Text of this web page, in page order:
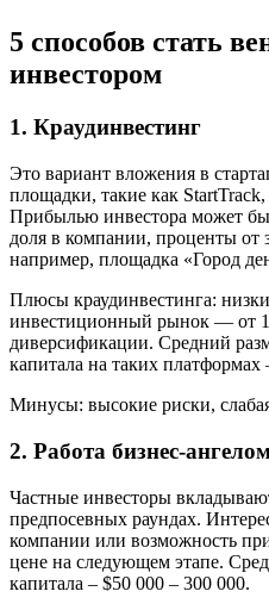
5 способов стать
инвестором
1. Краудинвестинг
Это вариант вложения в
площадки, такие как
Прибылью инвестора может
доля в компании, проценты
например, площадка «Город
Плюсы краудинвестинга:
инвестиционный рынок — от
диверсификации. Средний
капитала на таких
Минусы: высокие риски, слабая
2. Работа бизнес-
Частные инвесторы
предпосевных раундах.
компании или возможность
цене на следующем этапе.
капитала – $50 000 – 300 000.